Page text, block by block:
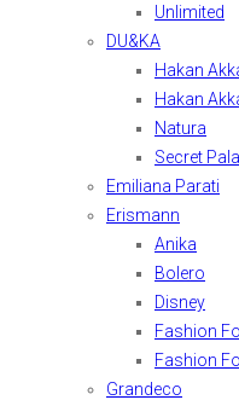
Unlimited
DU&KA
Hakan
Hakan
Natura
Secret
Emiliana Parati
Erismann
Anika
Bolero
Disney
Fashion
Fashion
Grandeco